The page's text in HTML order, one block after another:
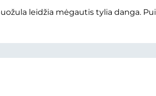
leidžia mėgautis tylia danga.